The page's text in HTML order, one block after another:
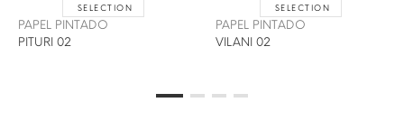
SELECTION
PAPEL PINTADO
PITURI 02
SELECTION
PAPEL PINTADO
VILANI 02